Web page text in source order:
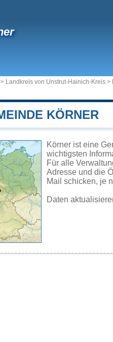
> Landkreis von Unstrut-Hainich-Kreis >
KÖRNER
Körner ist eine
wichtigsten
Für alle
Adresse und die
Mail schicken, je
Daten